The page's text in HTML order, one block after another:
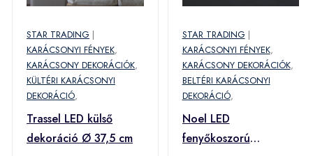
STAR TRADING |
KARÁCSONYI FÉNYEK,
KARÁCSONY DEKORÁCIÓK,
KÜLTÉRI KARÁCSONYI
DEKORÁCIÓ,
Trassel LED külső
dekoráció Ø 37,5 cm
STAR TRADING |
KARÁCSONYI FÉNYEK,
KARÁCSONY DEKORÁCIÓK,
BELTÉRI KARÁCSONYI
DEKORÁCIÓ,
Noel LED
fenyőkoszorú